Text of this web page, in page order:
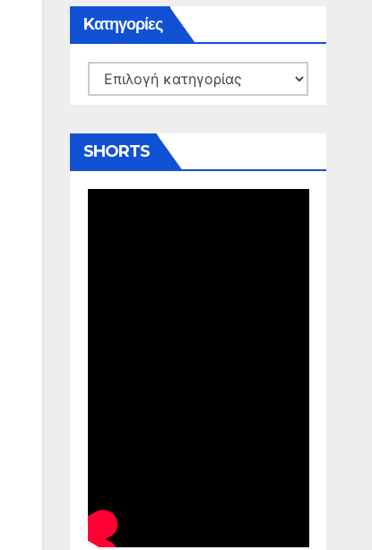
Kατηγορίες
Kατηγορίες
SHORTS